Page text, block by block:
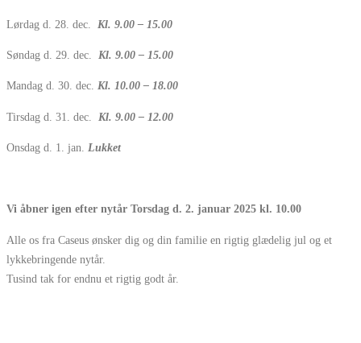
Lørdag d. 28. dec. Kl. 9.00 – 15.00
Søndag d. 29. dec. Kl. 9.00 – 15.00
Mandag d. 30. dec. Kl. 10.00 – 18.00
Tirsdag d. 31. dec. Kl. 9.00 – 12.00
Onsdag d. 1. jan. Lukket
Vi åbner igen efter nytår Torsdag d. 2. januar 2025 kl. 10.00
Alle os fra Caseus ønsker dig og din familie en rigtig glædelig jul og et
lykkebringende nytår.
Tusind tak for endnu et rigtig godt år.